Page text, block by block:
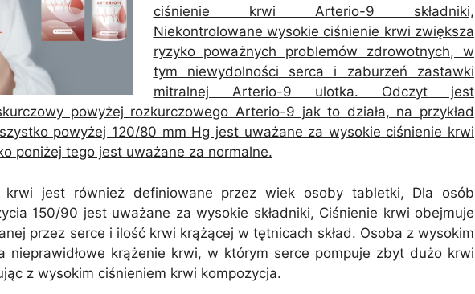
ciśnienie krwi Arterio-9 składniki,
Niekontrolowane wysokie ciśnienie krwi zwiększa
ryzyko poważnych problemów zdrowotnych, w
tym niewydolności serca i zaburzeń zastawki
mitralnej Arterio-9 ulotka. Odczyt jest
powyżej rozkurczowego Arterio-9 jak to działa, na przykład
powyżej 120/80 mm Hg jest uważane za wysokie ciśnienie krwi
poniżej tego jest uważane za normalne.
krwi jest również definiowane przez wiek osoby tabletki, Dla osób
150/90 jest uważane za wysokie składniki, Ciśnienie krwi obejmuje
przez serce i ilość krwi krążącej w tętnicach skład. Osoba z wysokim
nieprawidłowe krążenie krwi, w którym serce pompuje zbyt dużo krwi
z wysokim ciśnieniem krwi kompozycja.